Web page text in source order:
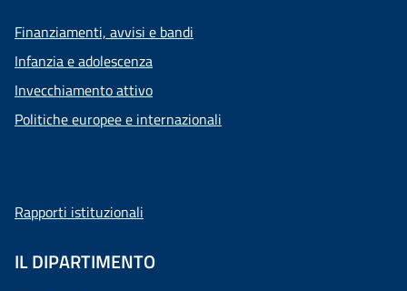
Finanziamenti, avvisi e bandi
Infanzia e adolescenza
Invecchiamento attivo
Politiche europee e internazionali
Rapporti istituzionali
IL DIPARTIMENTO